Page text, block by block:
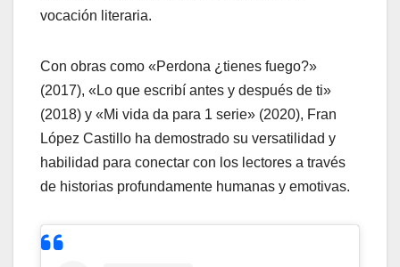
vocación literaria.
Con obras como «Perdona ¿tienes fuego?»
(2017), «Lo que escribí antes y después de ti»
(2018) y «Mi vida da para 1 serie» (2020), Fran
López Castillo ha demostrado su versatilidad y
habilidad para conectar con los lectores a través
de historias profundamente humanas y emotivas.